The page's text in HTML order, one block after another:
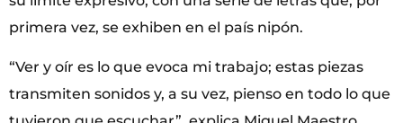
primera vez, se exhiben en el país nipón.
“Ver y oír es lo que evoca mi trabajo; estas piezas
transmiten sonidos y, a su vez, pienso en todo lo que